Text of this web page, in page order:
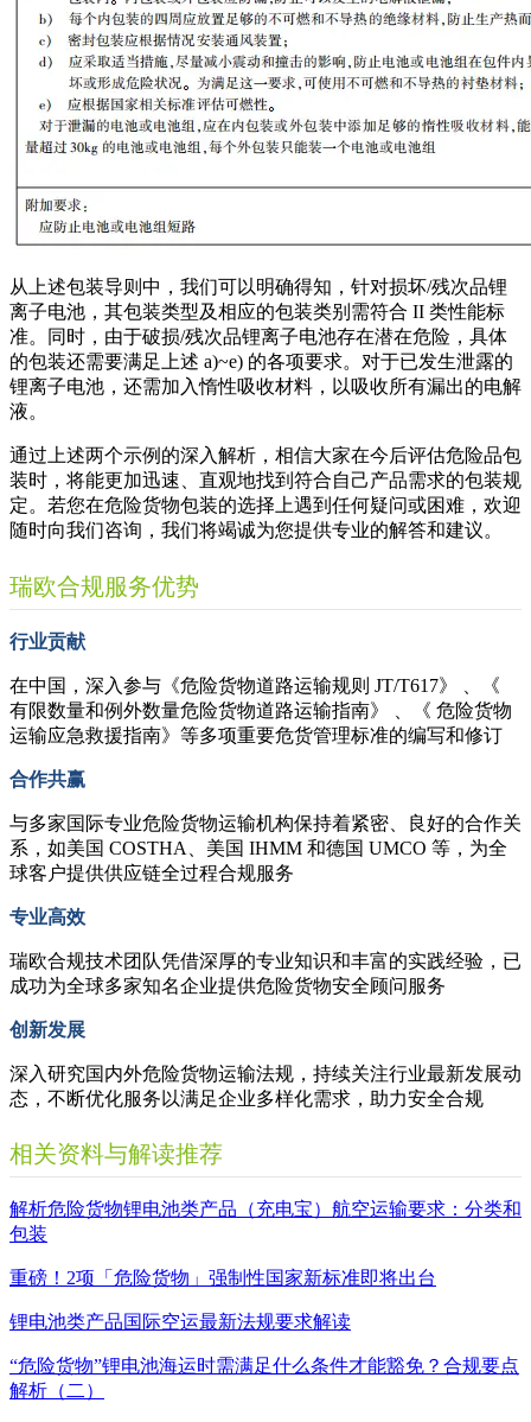
从上述包装导则中，我们可以明确得知，针对损坏/残次品锂
离子电池，其包装类型及相应的包装类别需符合 II 类性能标
准。同时，由于破损/残次品锂离子电池存在潜在危险，具体
的包装还需要满足上述 a)~e) 的各项要求。对于已发生泄露的
锂离子电池，还需加入惰性吸收材料，以吸收所有漏出的电解
液。
通过上述两个示例的深入解析，相信大家在今后评估危险品包
装时，将能更加迅速、直观地找到符合自己产品需求的包装规
定。若您在危险货物包装的选择上遇到任何疑问或困难，欢迎
随时向我们咨询，我们将竭诚为您提供专业的解答和建议。
瑞欧合规服务优势
行业贡献
在中国，深入参与《危险货物道路运输规则 JT/T617》 、《
有限数量和例外数量危险货物道路运输指南》 、《 危险货物
运输应急救援指南》等多项重要危货管理标准的编写和修订
合作共赢
与多家国际专业危险货物运输机构保持着紧密、良好的合作关
系，如美国 COSTHA、美国 IHMM 和德国 UMCO 等，为全
球客户提供供应链全过程合规服务
专业高效
瑞欧合规技术团队凭借深厚的专业知识和丰富的实践经验，已
成功为全球多家知名企业提供危险货物安全顾问服务
创新发展
深入研究国内外危险货物运输法规，持续关注行业最新发展动
态，不断优化服务以满足企业多样化需求，助力安全合规
相关资料与解读推荐
解析危险货物锂电池类产品（充电宝）航空运输要求：分类和
包装
重磅！2项「危险货物」强制性国家新标准即将出台
锂电池类产品国际空运最新法规要求解读
“危险货物”锂电池海运时需满足什么条件才能豁免？合规要点
解析（二）